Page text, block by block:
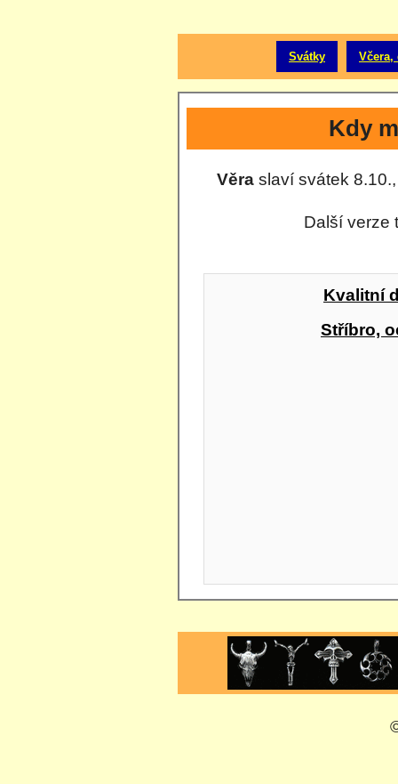
Svátky Včera,
Kdy
Věra slaví svátek
Další verze
Kvalitní
Stříbro,